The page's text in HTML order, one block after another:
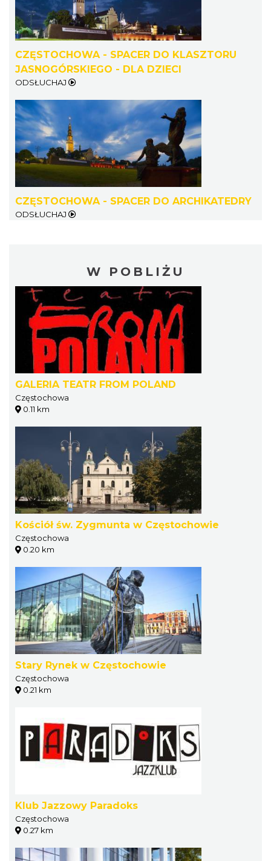
CZĘSTOCHOWA - SPACER DO KLASZTORU
JASNOGÓRSKIEGO - DLA DZIECI
ODSŁUCHAJ
CZĘSTOCHOWA - SPACER DO ARCHIKATEDRY
ODSŁUCHAJ
W POBLIŻU
GALERIA TEATR FROM POLAND
Częstochowa
0.11 km
Kościół św. Zygmunta w Częstochowie
Częstochowa
0.20 km
Stary Rynek w Częstochowie
Częstochowa
0.21 km
Klub Jazzowy Paradoks
Częstochowa
0.27 km